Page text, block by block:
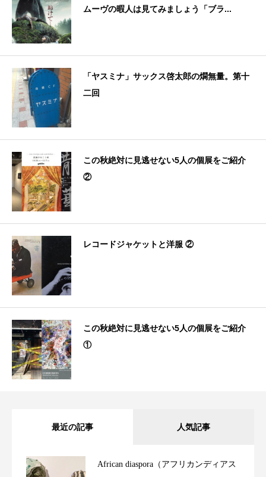
ムーヴの暇人は見てみましょう「ブラ...
「ヤスミナ」サックス啓太郎の燗無量。第十
二回
この秋絶対に見逃せない5人の個展をご紹介
②
レコードジャケットと洋服 ②
この秋絶対に見逃せない5人の個展をご紹介
①
最近の記事 人気記事
African diaspora（アフリカンディアス